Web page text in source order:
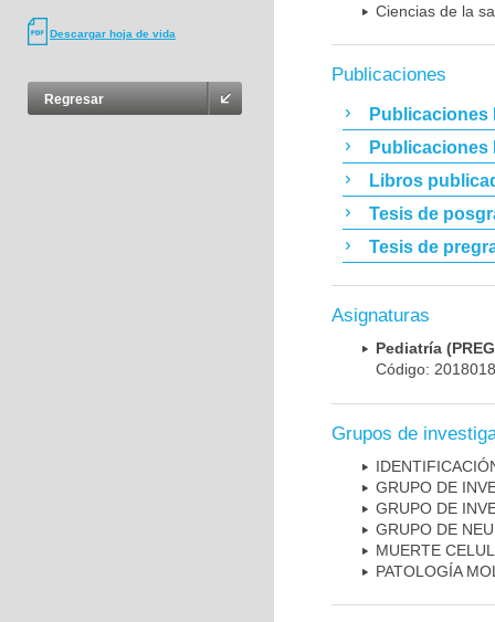
Descargar hoja de vida
Regresar
Ciencias de la
Publicaciones
Publicaciones
Publicaciones
Libros
Tesis de
Tesis de
Asignaturas
Pediatría
Código:
Grupos de
GRUPO DE
GRUPO DE
GRUPO DE
MUERTE
PATOLOGÍA